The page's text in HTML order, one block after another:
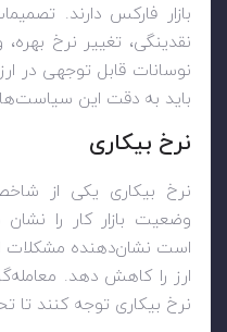
بازار فارکس دارند.
نقدینگی، تغییر نرخ
نوسانات قابل توجهی در
باید به دقت این سیاست‌ها
نرخ بیکاری
نرخ بیکاری یکی از
وضعیت بازار کار را
است نشان‌دهنده مشکلات
ارز را کاهش دهد.
نرخ بیکاری توجه کنند تا